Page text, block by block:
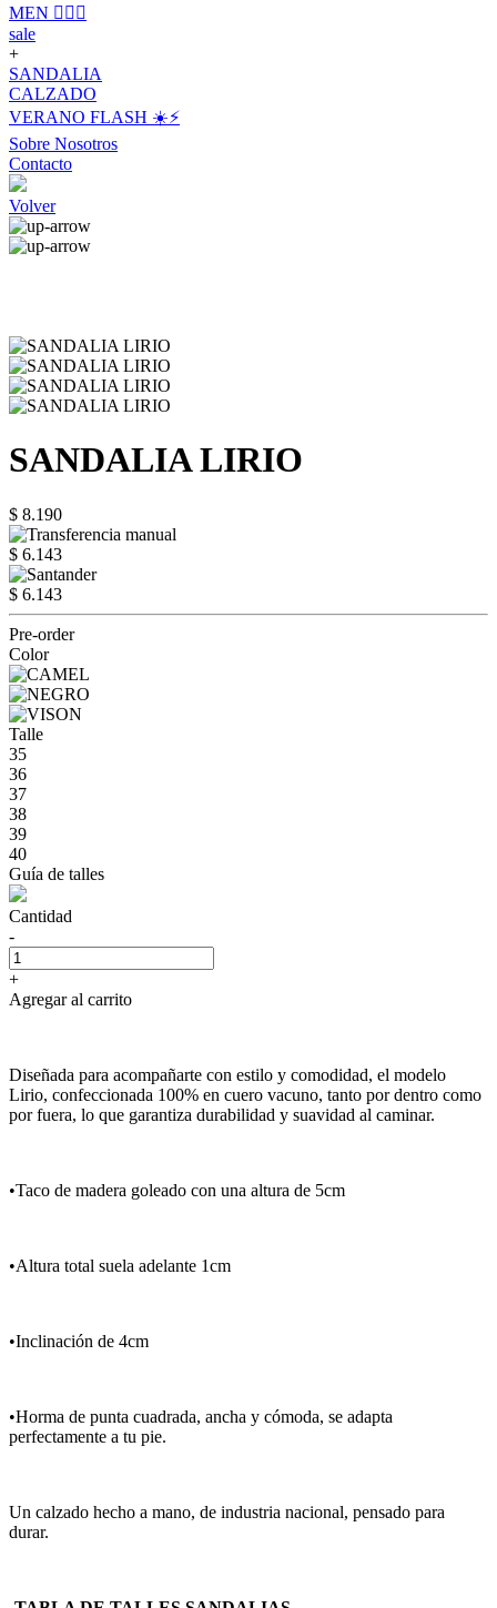
MEN 🙋🏽‍♂️
sale
+
SANDALIA
CALZADO
VERANO FLASH ☀️⚡️
Sobre Nosotros
Contacto
Volver
SANDALIA LIRIO
$ 8.190
$ 6.143
$ 6.143
Pre-order
Color
Talle
35
36
37
38
39
40
Guía de talles
Cantidad
-
+
Agregar al carrito
Diseñada para acompañarte con estilo y comodidad, el modelo
Lirio, confeccionada 100% en cuero vacuno, tanto por dentro como
por fuera, lo que garantiza durabilidad y suavidad al caminar.
•Taco de madera goleado con una altura de 5cm
•Altura total suela adelante 1cm
•Inclinación de 4cm
•Horma de punta cuadrada, ancha y cómoda, se adapta
perfectamente a tu pie.
Un calzado hecho a mano, de industria nacional, pensado para
durar.